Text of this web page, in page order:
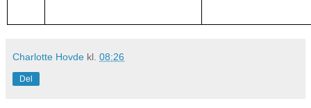
Charlotte Hovde kl. 08:26
Del